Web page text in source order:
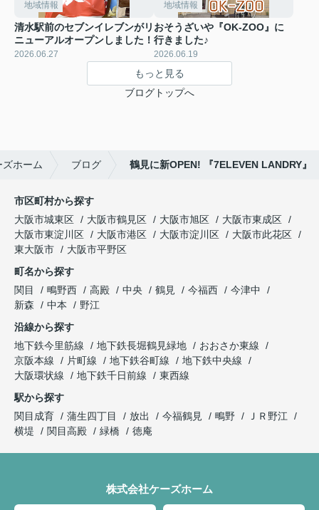
地域情報
清水駅前のセブンイレブンがリ
ニューアルオープンしました！
2026.06.27
地域情報
おそうざいや『OK-ZOO』に
行きました♪
2026.06.19
もっと見る
ブログトップへ
ホーム ブログ 鶴見に新OPEN! 『7ELEVEN LANDRY』
市区町村から探す
大阪市城東区
大阪市鶴見区 大阪市旭区
大阪市東成区
大阪市東淀川区
大阪市港区 大阪市淀川区
大阪市此花区
東大阪市
大阪市平野区
町名から探す
関目
鴫野西 高殿 中央 鶴見 今福西
今津中
新森
中本
野江
沿線から探す
地下鉄今里筋線
地下鉄長堀鶴見緑地
おおさか東線
京阪本線
片町線 地下鉄谷町線
地下鉄中央線
大阪環状線
地下鉄千日前線
東西線
駅から探す
関目成育
蒲生四丁目 放出 今福鶴見 鴫野
ＪＲ野江
横堤
関目高殿 緑橋 徳庵
株式会社ケーズホーム